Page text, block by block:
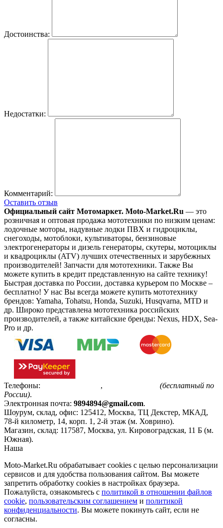
Достоинства:
Недостатки:
Комментарий:
Оставить отзыв
Официальный сайт Мотомаркет. Moto-Market.Ru — это
розничная и оптовая продажа мототехники по низким ценам:
лодочные моторы, надувные лодки ПВХ и гидроциклы,
снегоходы, мотоблоки, культиваторы, бензиновые
электрогенераторы и дизель генераторы, скутеры, мотоциклы
и квадроциклы (ATV) лучших отечественных и зарубежных
производителей! Запчасти для мототехники. Также Вы
можете купить в кредит представленную на сайте технику!
Быстрая доставка по России, доставка курьером по Москве –
бесплатно! У нас Вы всегда можете купить мототехнику
брендов: Yamaha, Tohatsu, Honda, Suzuki, Husqvarna, MTD и
др. Широко представлена мототехника российских
производителей, а также китайские бренды: Nexus, HDX, Sea-
Pro и др.
Телефоны: ,
(бесплатный по
России).
Электронная почта: 9894894@gmail.com.
Шоурум, склад, офис: 125412, Москва, ТЦ Декстер, МКАД,
78-й километр, 14, корп. 1, 2-й этаж (м. Ховрино).
Магазин, склад: 117587, Москва, ул. Кировоградская, 11 Б (м.
Южная).
Наша
Moto-Market.Ru обрабатывает сookies с целью персонализации
сервисов и для удобства пользования сайтом. Вы можете
запретить обработку сookies в настройках браузера.
Пожалуйста, ознакомьтесь с политикой в отношении файлов
cookie, пользовательским соглашением и политикой
конфиденциальности. Вы можете покинуть сайт, если не
согласны.